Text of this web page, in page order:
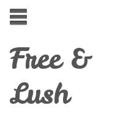
Free &
Lush